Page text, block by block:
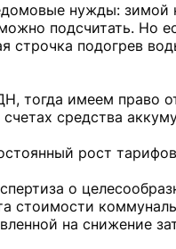
нужды: зимой
подсчитать. Но
подогрев
тогда имеем право
средства
рост
о
стоимости
на снижение